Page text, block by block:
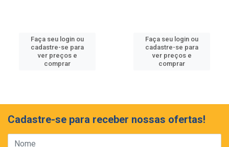
Faça seu login ou
cadastre-se para
ver preços e
comprar
Faça seu login ou
cadastre-se para
ver preços e
comprar
Cadastre-se para receber nossas ofertas!